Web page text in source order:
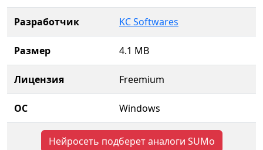
Разработчик KC Softwares
Размер 4.1 MB
Лицензия Freemium
ОС Windows
Нейросеть подберет аналоги SUMo